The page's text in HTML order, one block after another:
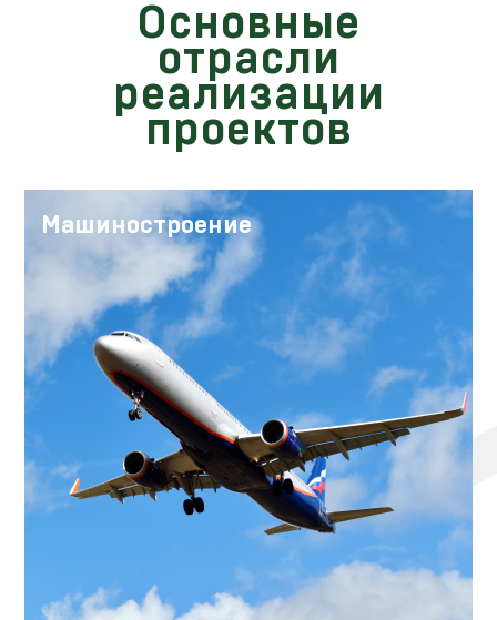
Основные
отрасли
реализации
проектов
Машиностроение